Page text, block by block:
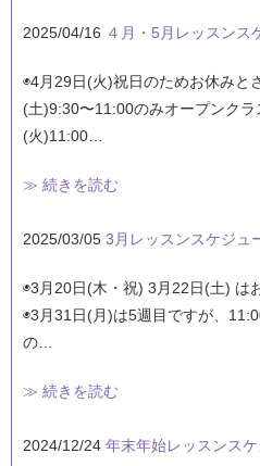
2025/04/16 ４月・5月レッスンス
◉4月29日(火)祝日のためお休みと
(土)9:30〜11:00のみオープンク
(火)11:00…
≫ 続きを読む
2025/03/05 3月レッスンスケジュ
◉3月20日(木・祝) 3月22日(土) は
◉3月31日(月)は5週目ですが、
の…
≫ 続きを読む
2024/12/24 年末年始レッスンス